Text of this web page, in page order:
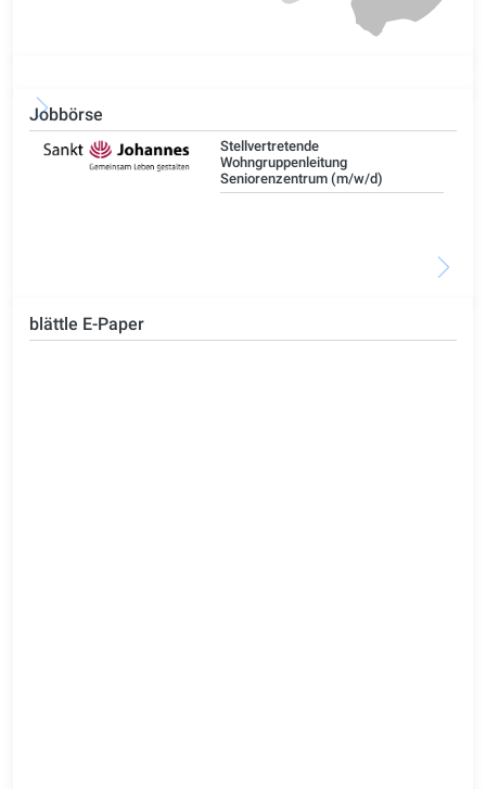
Jobbörse
Stellvertretende
Wohngruppenleitung
Seniorenzentrum (m/w/d)
blättle E-Paper